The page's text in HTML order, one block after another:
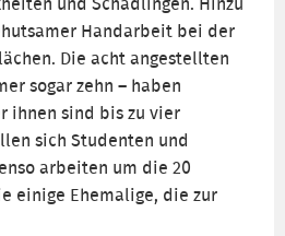
Handarbeit bei der
Die acht angestellten
sogar zehn – haben
ihnen sind bis zu vier
sich Studenten und
arbeiten um die 20
einige Ehemalige, die zur